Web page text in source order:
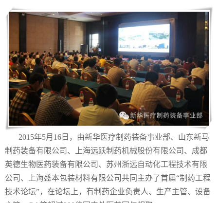
2015年5月 16 日，由新华医疗制药装备事业部、山东新马
制药装备有限公司、上海远跃制药机械股份有限公司、成都
英德生物医药装备有限公司、苏州浙远自动化工程技术有限
公司、上海盛本包装材料有限公司共同主办了首届“制药工程
技术论坛”，在论坛上，有制药企业负责人、生产主管、设备